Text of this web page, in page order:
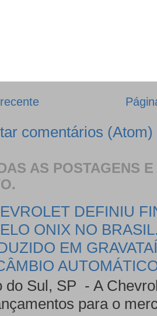
comentários (Atom)
AS POSTAGENS
DEFINIU
ONIX NO
EM
do Sul, SP - A
para o